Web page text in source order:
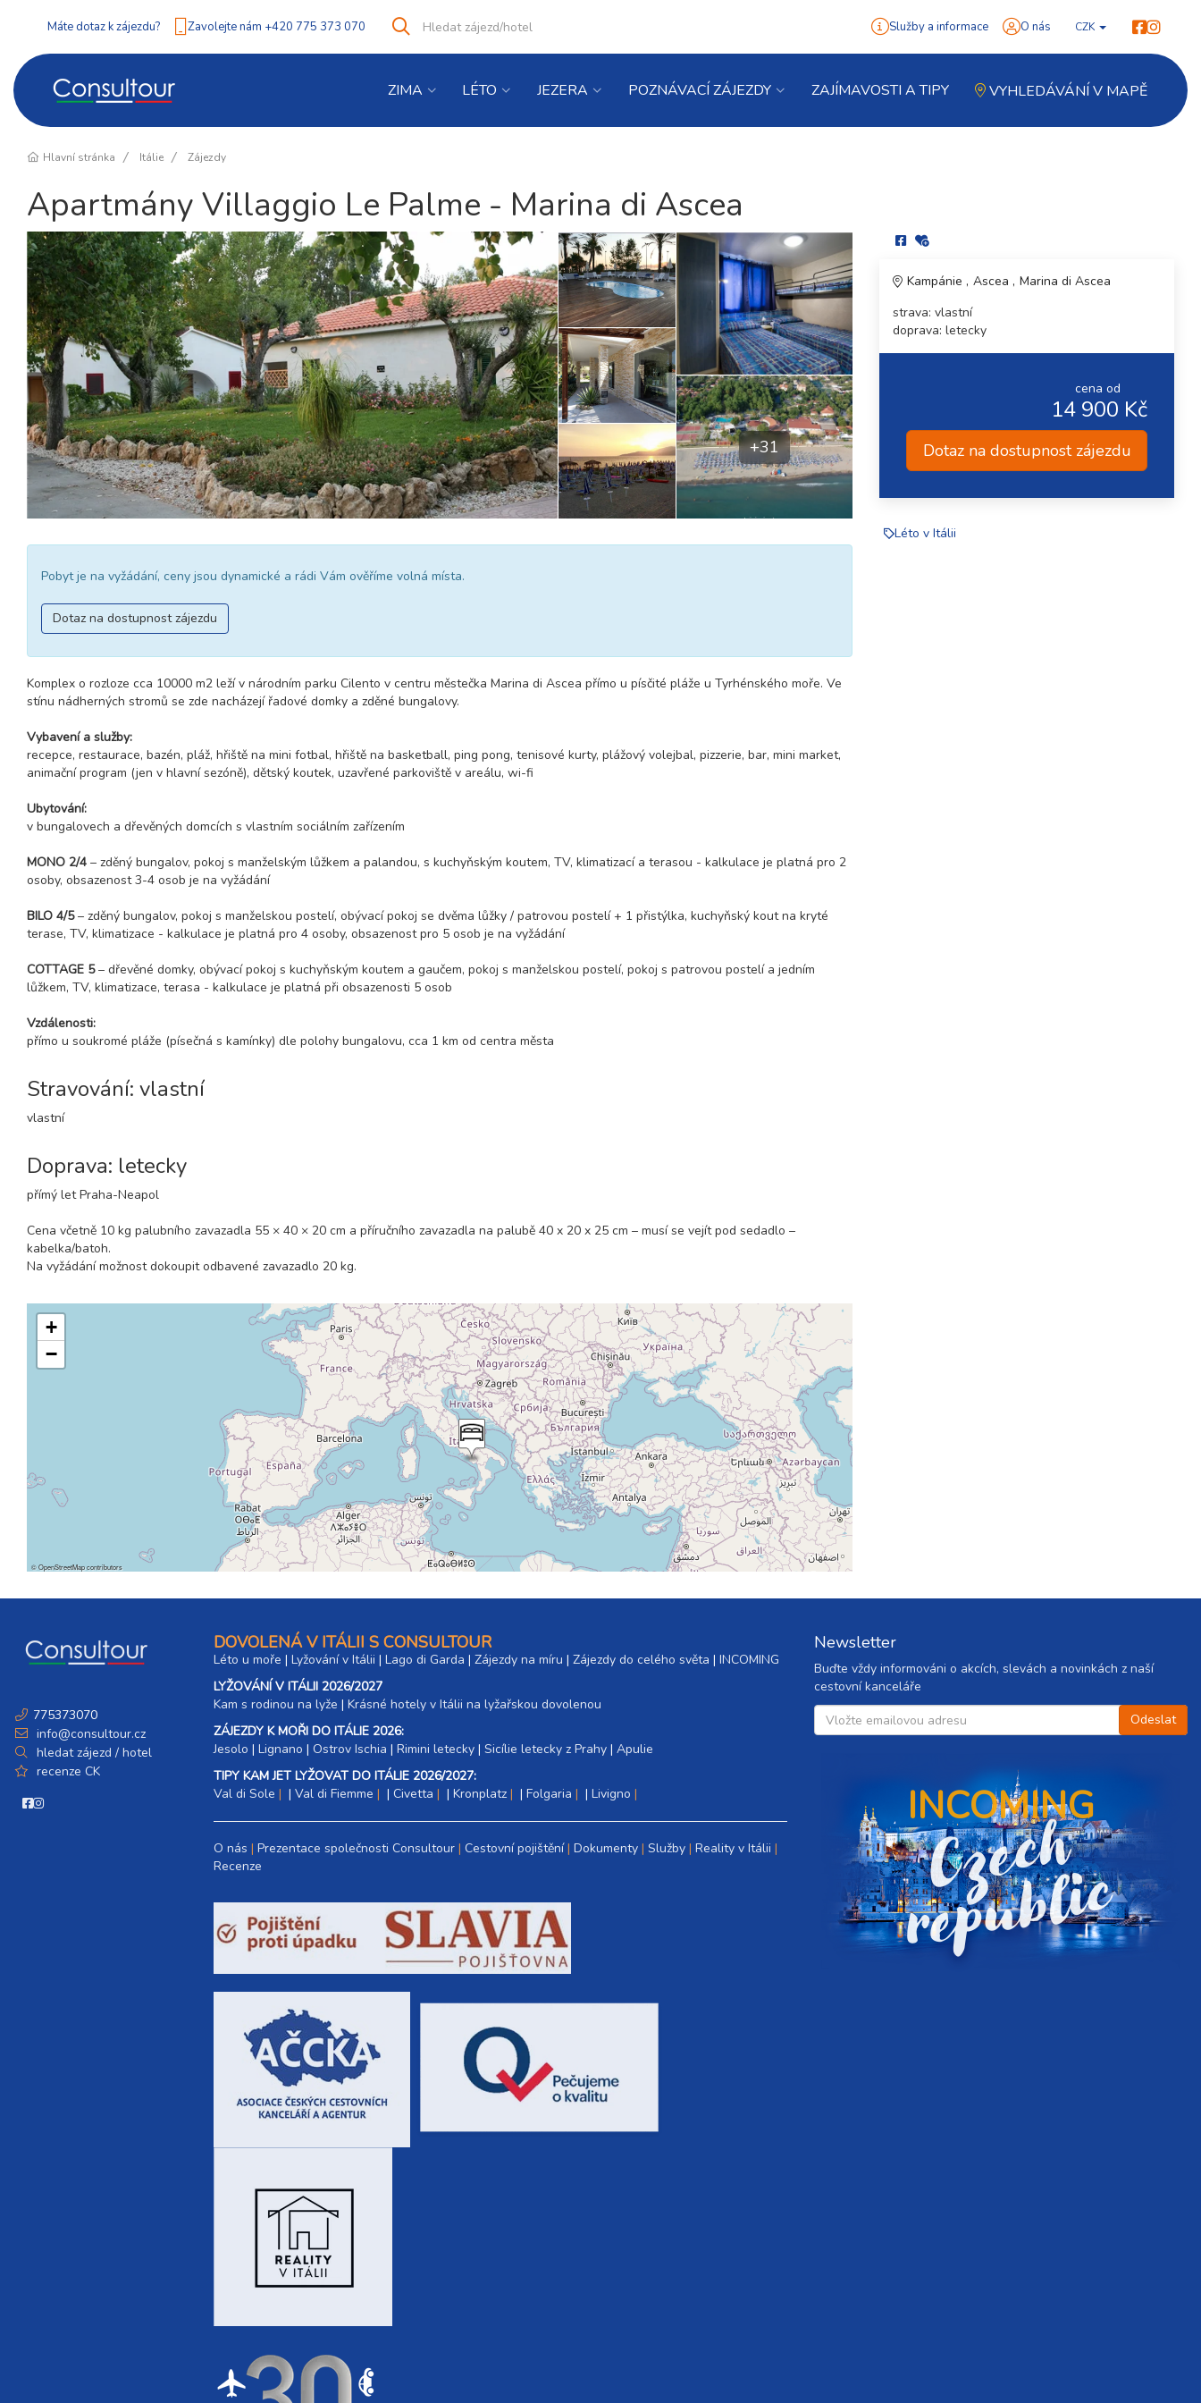
Máte dotaz k zájezdu? Zavolejte nám +420 775 373 070
co
Vyhledat Služby a informace O nás CZK
ZIMA LÉTO JEZERA POZNÁVACÍ ZÁJEZDY ZAJÍMAVOSTI A TIPY VYHLEDÁVÁNÍ V MAPĚ
Hlavní stránka Itálie Zájezdy
Apartmány Villaggio Le Palme - Marina di Ascea
+31
Pobyt je na vyžádání, ceny jsou dynamické a rádi Vám ověříme volná místa.
Dotaz na dostupnost zájezdu
Komplex o rozloze cca 10000 m2 leží v národním parku Cilento v centru městečka Marina di Ascea přímo u písčité pláže u Tyrhénského moře. Ve
stínu nádherných stromů se zde nacházejí řadové domky a zděné bungalovy.
Vybavení a služby:
recepce, restaurace, bazén, pláž, hřiště na mini fotbal, hřiště na basketball, ping pong, tenisové kurty, plážový volejbal, pizzerie, bar, mini market,
animační program (jen v hlavní sezóně), dětský koutek, uzavřené parkoviště v areálu, wi-fi
Ubytování:
v bungalovech a dřevěných domcích s vlastním sociálním zařízením
MONO 2/4 – zděný bungalov, pokoj s manželským lůžkem a palandou, s kuchyňským koutem, TV, klimatizací a terasou - kalkulace je platná pro 2
osoby, obsazenost 3-4 osob je na vyžádání
BILO 4/5– zděný bungalov, pokoj s manželskou postelí, obývací pokoj se dvěma lůžky / patrovou postelí + 1 přistýlka, kuchyňský kout na kryté
terase, TV, klimatizace - kalkulace je platná pro 4 osoby, obsazenost pro 5 osob je na vyžádání
COTTAGE 5– dřevěné domky, obývací pokoj s kuchyňským koutem a gaučem, pokoj s manželskou postelí, pokoj s patrovou postelí a jedním
lůžkem, TV, klimatizace, terasa - kalkulace je platná při obsazenosti 5 osob
Vzdálenosti:
přímo u soukromé pláže (písečná s kamínky) dle polohy bungalovu, cca 1 km od centra města
Stravování: vlastní
vlastní
Doprava: letecky
přímý let Praha-Neapol
Cena včetně 10 kg palubního zavazadla 55 × 40 × 20 cm a příručního zavazadla na palubě 40 x 20 x 25 cm – musí se vejít pod sedadlo –
kabelka/batoh.
Na vyžádání možnost dokoupit odbavené zavazadlo 20 kg.
+
−
©OpenStreetMapcontributors
Kampánie Ascea
Marina di Ascea
strava: vlastní
doprava: letecky
cena od
14 900 Kč
Dotaz na dostupnost zájezdu
Léto v Itálii
775373070
info@consultour.cz
hledat zájezd / hotel
recenze CK
DOVOLENÁ V ITÁLII S CONSULTOUR
Léto u moře | Lyžování v Itálii | Lago di Garda | Zájezdy na míru | Zájezdy do celého světa | INCOMING
LYŽOVÁNÍ V ITÁLII 2026/2027
Kam s rodinou na lyže |​ Krásné hotely v Itálii na lyžařskou dovolenou
ZÁJEZDY K MOŘI DO ITÁLIE 2026:
Jesolo | Lignano | Ostrov Ischia | Rimini letecky | Sicílie letecky z Prahy | Apulie
TIPY KAM JET LYŽOVAT DO ITÁLIE 2026/2027:
Val di Sole
| Val di Fiemme | Civetta | Kronplatz | Folgaria | Livigno
O nás Prezentace společnosti Consultour Cestovní pojištění Dokumenty Služby Reality v Itálii
Recenze
Newsletter
Buďte vždy informováni o akcích, slevách a novinkách z naší
cestovní kanceláře
INCOMING
C
z
e
c
h
r
e
p
u
b
l
i
c